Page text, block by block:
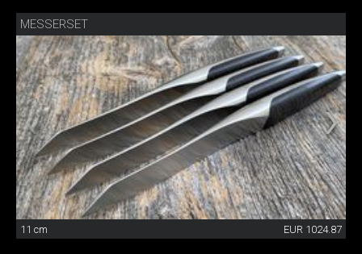
MESSERSET
11 cm EUR 1024.87